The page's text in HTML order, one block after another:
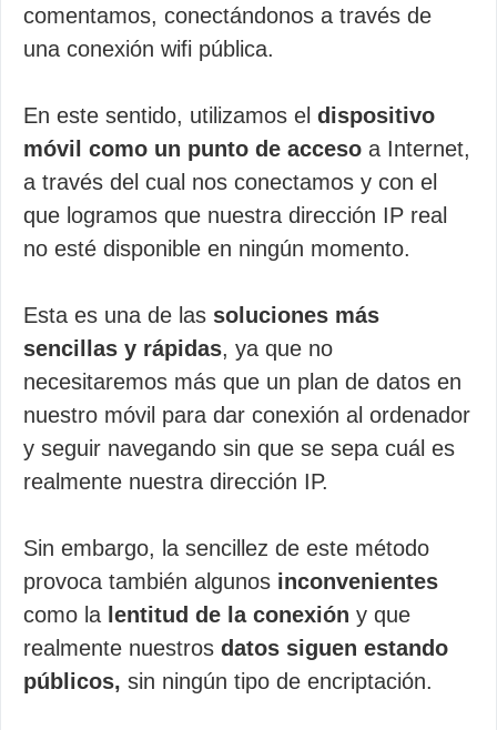
comentamos, conectándonos a través de
una conexión wifi pública.
En este sentido, utilizamos el dispositivo
móvil como un punto de acceso a Internet,
a través del cual nos conectamos y con el
que logramos que nuestra dirección IP real
no esté disponible en ningún momento.
Esta es una de las soluciones más
sencillas y rápidas, ya que no
necesitaremos más que un plan de datos en
nuestro móvil para dar conexión al ordenador
y seguir navegando sin que se sepa cuál es
realmente nuestra dirección IP.
Sin embargo, la sencillez de este método
provoca también algunos inconvenientes
como la lentitud de la conexión y que
realmente nuestros datos siguen estando
públicos, sin ningún tipo de encriptación.